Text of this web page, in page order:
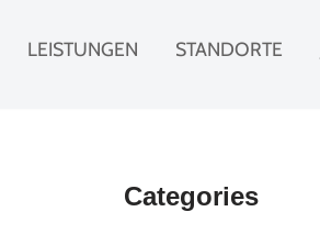
LEISTUNGEN STANDORTE
Categories